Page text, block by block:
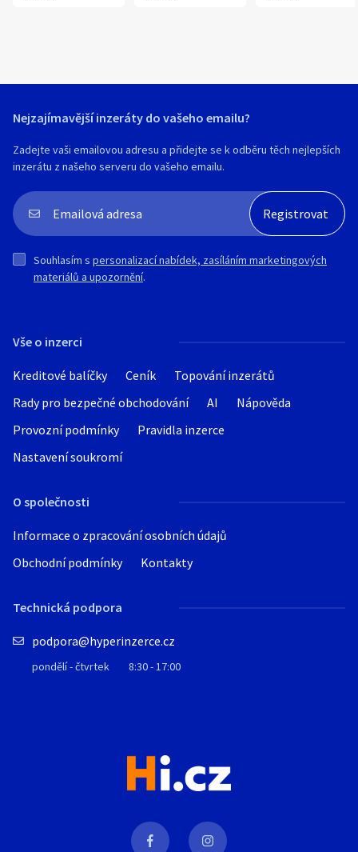
Vše o inzerci
Kreditové balíčky Ceník
Topování inzerátů
Rady pro bezpečné obchodování
AI
Nápověda
Provozní podmínky
Pravidla inzerce
Nastavení soukromí
O společnosti
Informace o zpracování osobních údajů
Obchodní podmínky
Kontakty
Technická podpora
podpora@hyperinzerce.cz
pondělí - čtvrtek 8:30 - 17:00
Nejzajímavější inzeráty do vašeho emailu?
Zadejte vaši emailovou adresu a přidejte se k odběru těch nejlepších
inzerátu z našeho serveru do vašeho emailu.
Souhlasím s personalizací nabídek, zasíláním marketingových
materiálů a upozornění.